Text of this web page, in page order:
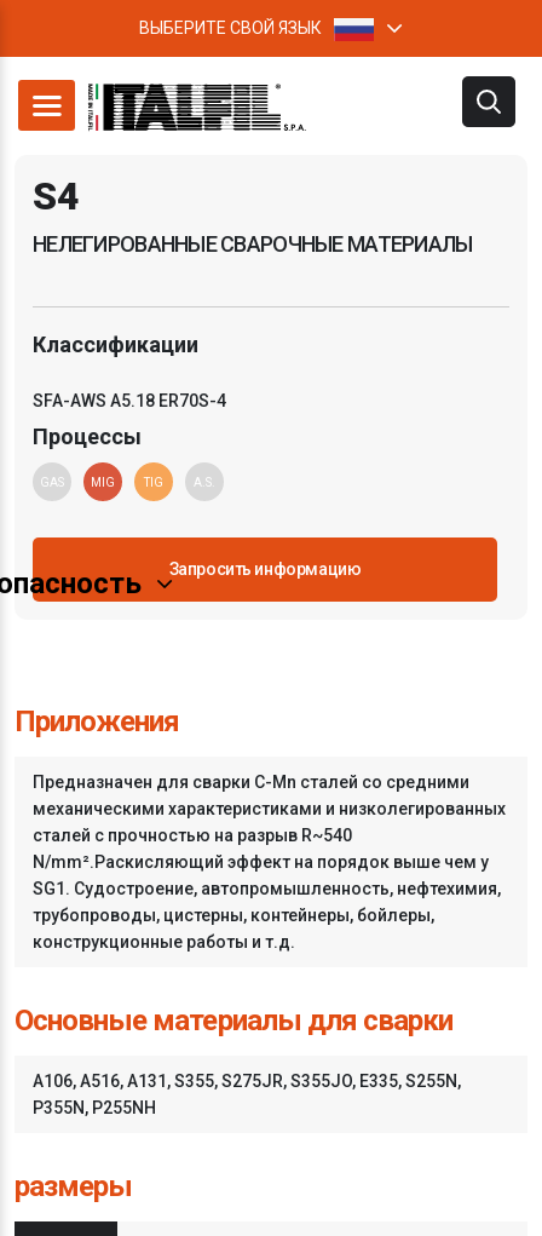
ВЫБЕРИТЕ СВОЙ ЯЗЫК
S4
НЕЛЕГИРОВАННЫЕ СВАРОЧНЫЕ МАТЕРИАЛЫ
Классификации
SFA-AWS A5.18 ER70S-4
Процессы
GAS MIG TIG A.S.
Запросить информацию
Приложения
Предназначен для сварки C-Mn сталей со средними
механическими характеристиками и низколегированных
сталей с прочностью на разрыв R~540
N/mm².Раскисляющий эффект на порядок выше чем у
SG1. Судостроение, автопромышленность, нефтехимия,
трубопроводы, цистерны, контейнеры, бойлеры,
конструкционные работы и т.д.
Основные материалы для сварки
A106, A516, A131, S355, S275JR, S355JO, E335, S255N,
P355N, P255NH
размеры